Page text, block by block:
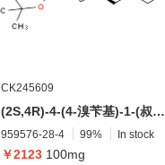
CK245609
(2S,4R)-4-(4-溴苄基)-1-(叔丁氧羰基)吡咯烷-2-羧酸
959576-28-4 99% In stock
￥2123 100mg